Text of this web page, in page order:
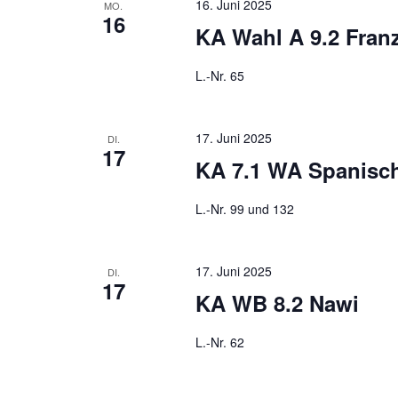
MO.
16
16. Juni 2025
KA Wahl A 9.2
L.-Nr. 65
DI.
17
17. Juni 2025
KA 7.1 WA
L.-Nr. 99 und 132
DI.
17
17. Juni 2025
KA WB 8.2 Nawi
L.-Nr. 62